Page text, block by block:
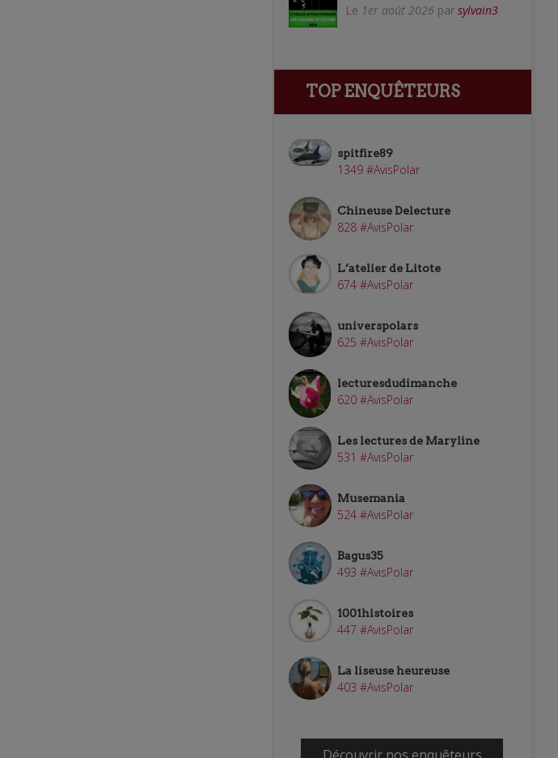
Le 1er août 2026 par sylvain3
TOP ENQUÊTEURS
spitfire89
1349 #AvisPolar
Chineuse Delecture
828 #AvisPolar
L’atelier de Litote
674 #AvisPolar
universpolars
625 #AvisPolar
lecturesdudimanche
620 #AvisPolar
Les lectures de Maryline
531 #AvisPolar
Musemania
524 #AvisPolar
Bagus35
493 #AvisPolar
1001histoires
447 #AvisPolar
La liseuse heureuse
403 #AvisPolar